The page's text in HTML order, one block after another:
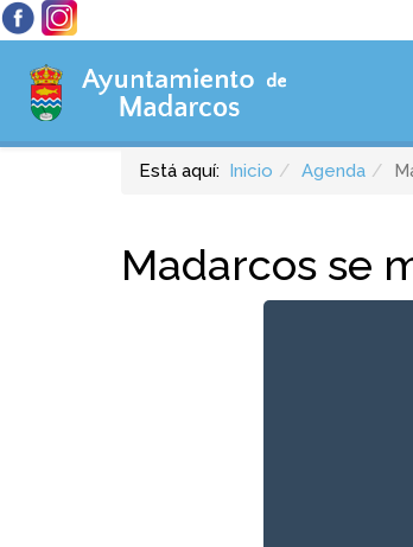
Está aquí: Inicio Agenda
Madarcos se